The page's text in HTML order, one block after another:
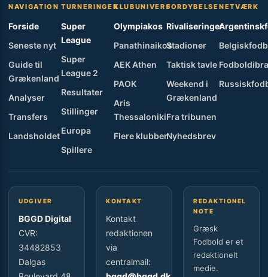
NAVIGATION
Forside
Seneste nyt
Guide til
Grækenland
Analyser
Transfers
Landsholdet
TURNERINGER
Super
League
Super
League 2
Resultater
Stillinger
Europa
Spillere
KLUBUNIVERS
Olympiakos
Panathinaikos
AEK Athen
PAOK
Aris
Thessaloniki
Flere klubber
FORDYBELSE
Rivaliseringer
Stadioner
Taktisk tavle
Weekend i
Grækenland
Fra tribunen
Nyhedsbrev
NETVÆRK
UDGIVER
BGGD Digital
CVR:
34482853
Dalgas
KONTAKT
Kontakt
redaktionen
via
centralmail:
REDAKTIONEL
NOTE
Græsk
Fodbold er et
redaktionelt
medie.